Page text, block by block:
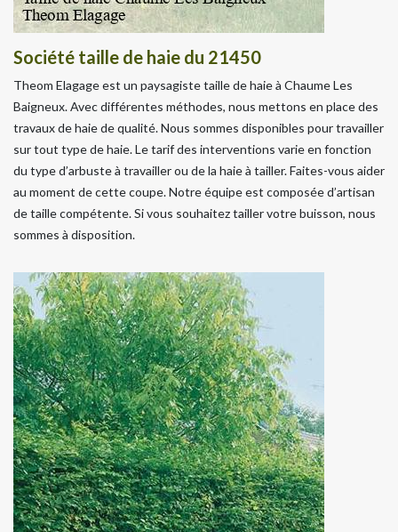
Société taille de haie du 21450
Theom Elagage est un paysagiste taille de haie à Chaume Les
Baigneux. Avec différentes méthodes, nous mettons en place des
travaux de haie de qualité. Nous sommes disponibles pour travailler
sur tout type de haie. Le tarif des interventions varie en fonction
du type d’arbuste à travailler ou de la haie à tailler. Faites-vous aider
au moment de cette coupe. Notre équipe est composée d’artisan
de taille compétente. Si vous souhaitez tailler votre buisson, nous
sommes à disposition.